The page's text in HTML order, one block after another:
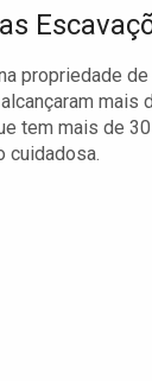
propriedade
tem mais de
cuidadosa.